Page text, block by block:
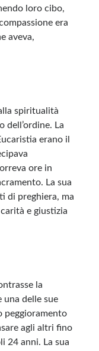
loro cibo,
era
aveva,
spiritualità
dell’ordine. La
erano il
ore in
La sua
di preghiera, ma
e giustizia
la
delle sue
peggioramento
agli altri fino
24 anni. La sua